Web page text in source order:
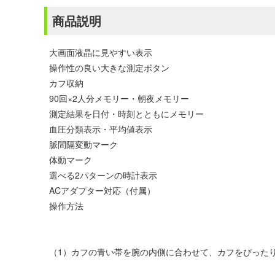
商品説明
大画面液晶に見やすい表示
操作性の良い大きな測定ボタン
カフ収納
90回×2人分メモリー・朝夜メモリー
測定結果を日付・時刻とともにメモリー
血圧分類表示・平均値表示
脈間隔変動マーク
体動マーク
選べる2パターンの時計表示
ACアダプター対応（付属）
操作方法
（1）カフの青い帯を腕の内側に合わせて、カフをぴった